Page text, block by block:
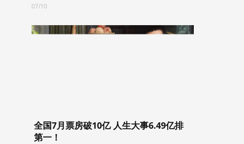
07/10
全国7月票房破10亿 人生大事6.49亿排
第一！